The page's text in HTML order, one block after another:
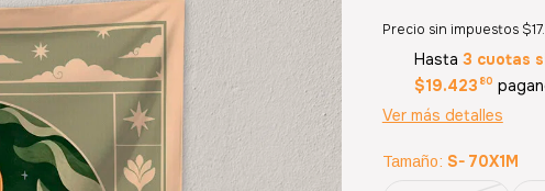
Precio sin impuestos
Hasta 3 cuotas
$19.423 80
Ver más detalles
Tamaño: S- 70X1M